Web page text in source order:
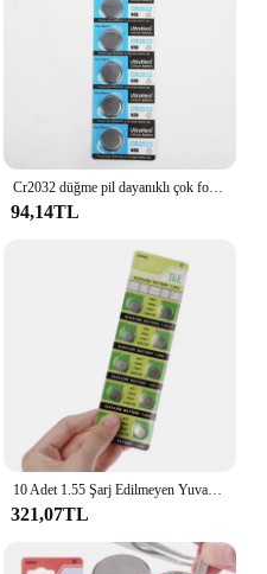
Cr2032 düğme pil dayanıklı çok fonksiyonlu yüksek kaliteli verimli kurulumu kolay 3v pil çok amaçlı taşınabilir pürüzsüz
94,14TL
10 Adet 1.55 Şarj Edilmeyen Yuvarlak Düğme Pil Hücresi LR927 Piller
321,07TL